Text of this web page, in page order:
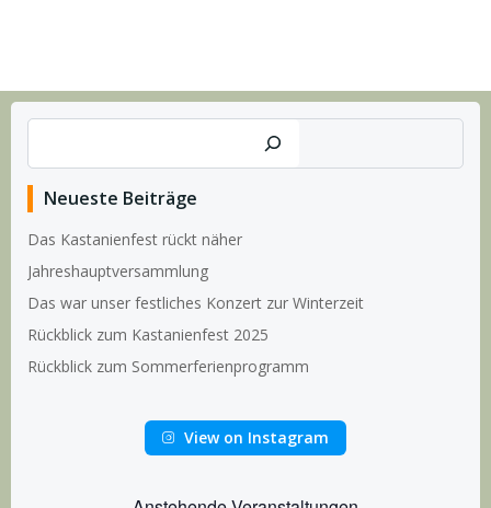
Neueste Beiträge
Das Kastanienfest rückt näher
Jahreshauptversammlung
Das war unser festliches Konzert zur Winterzeit
Rückblick zum Kastanienfest 2025
Rückblick zum Sommerferienprogramm
View on Instagram